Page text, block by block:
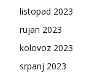
listopad 2023
rujan 2023
kolovoz 2023
srpanj 2023